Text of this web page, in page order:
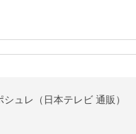
ュレ（日本テレビ 通販）